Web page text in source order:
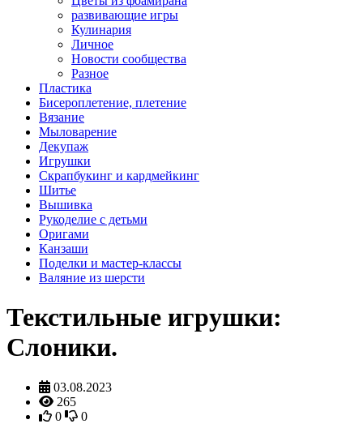
развивающие игры
Кулинария
Личное
Новости сообщества
Разное
Пластика
Бисероплетение, плетение
Вязание
Мыловарение
Декупаж
Игрушки
Скрапбукинг и кардмейкинг
Шитье
Вышивка
Рукоделие с детьми
Оригами
Канзаши
Поделки и мастер-классы
Валяние из шерсти
Текстильные игрушки:
Слоники.
03.08.2023
265
0
0